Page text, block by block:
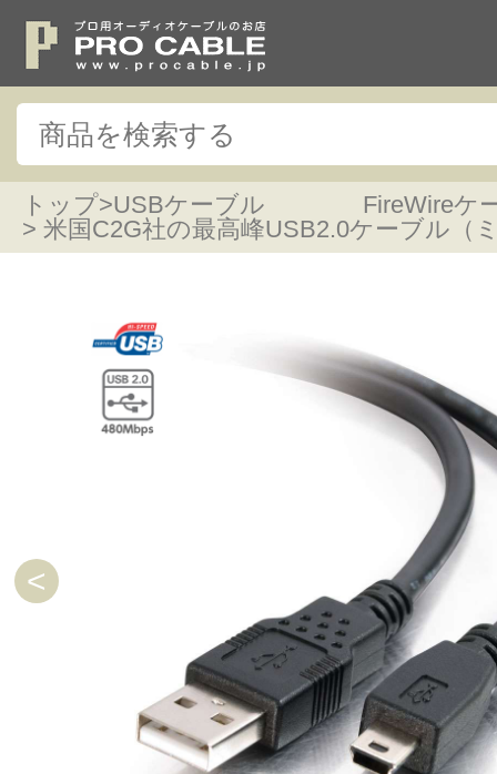
トップ>USBケーブル FireWireケ
> 米国C2G社の最高峰USB2.0ケーブル（